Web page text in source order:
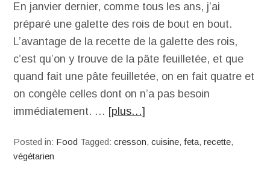
En janvier dernier, comme tous les ans, j’ai
préparé une galette des rois de bout en bout.
L’avantage de la recette de la galette des rois,
c’est qu’on y trouve de la pâte feuilletée, et que
quand fait une pâte feuilletée, on en fait quatre et
on congèle celles dont on n’a pas besoin
immédiatement. … [plus…]
Posted in: Food Tagged:cresson,cuisine,feta,recette,
végétarien